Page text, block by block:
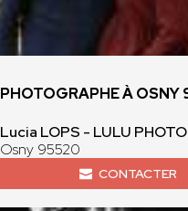
PHOTOGRAPHE À OSNY
Lucia LOPS - LULU
Osny 95520
CONTACTER